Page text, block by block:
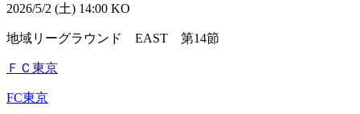
2026/5/2 (土) 14:00 KO
地域リーグラウンド EAST 第14節
ＦＣ東京
FC東京